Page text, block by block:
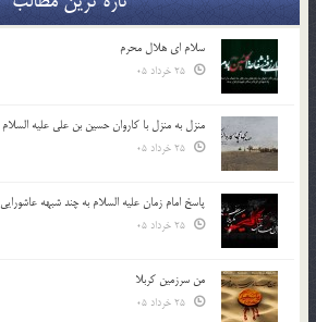
سلام ای هلال محرم
منزل به منزل با کاروان حسین بن علی علیه السلام
پاسخ امام زمان علیه السلام به چند شبهه عاشورایی
من سرزمین کربلا